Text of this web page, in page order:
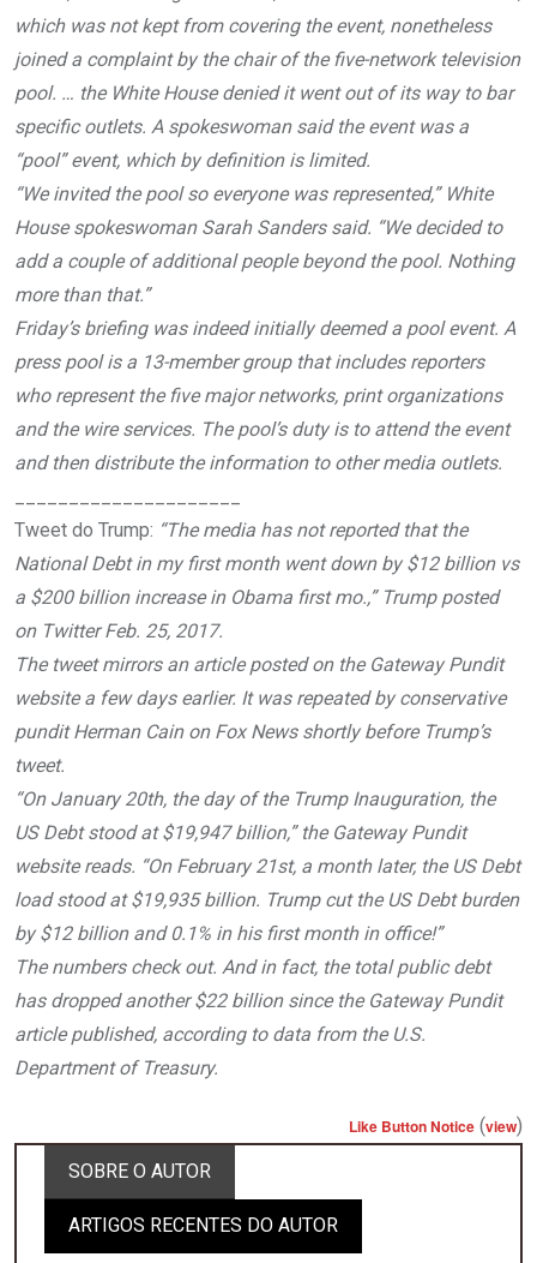
which was not kept from covering the event, nonetheless
joined a complaint by the chair of the five-network television
pool. … the White House denied it went out of its way to bar
specific outlets. A spokeswoman said the event was a
“pool” event, which by definition is limited.
“We invited the pool so everyone was represented,” White
House spokeswoman Sarah Sanders said. “We decided to
add a couple of additional people beyond the pool. Nothing
more than that.”
Friday’s briefing was indeed initially deemed a pool event. A
press pool is a 13-member group that includes reporters
who represent the five major networks, print organizations
and the wire services. The pool’s duty is to attend the event
and then distribute the information to other media outlets.
Tweet do Trump: “The media has not reported that the
National Debt in my first month went down by $12 billion vs
a $200 billion increase in Obama first mo.,” Trump posted
on Twitter Feb. 25, 2017.
The tweet mirrors an article posted on the Gateway Pundit
website a few days earlier. It was repeated by conservative
pundit Herman Cain on Fox News shortly before Trump’s
tweet.
“On January 20th, the day of the Trump Inauguration, the
US Debt stood at $19,947 billion,” the Gateway Pundit
website reads. “On February 21st, a month later, the US Debt
load stood at $19,935 billion. Trump cut the US Debt burden
by $12 billion and 0.1% in his first month in office!”
The numbers check out. And in fact, the total public debt
has dropped another $22 billion since the Gateway Pundit
article published, according to data from the U.S.
Department of Treasury.
Like Button Notice (view)
SOBRE O AUTOR
ARTIGOS RECENTES DO AUTOR